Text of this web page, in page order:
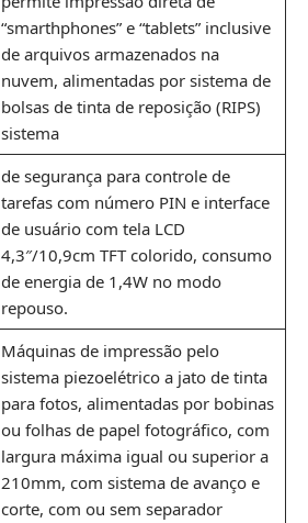
“smarthphones” e “tablets” inclusive
de arquivos armazenados na
nuvem, alimentadas por sistema de
bolsas de tinta de reposição (RIPS)
sistema
de segurança para controle de
tarefas com número PIN e interface
de usuário com tela LCD
4,3″/10,9cm TFT colorido, consumo
de energia de 1,4W no modo
repouso.
Máquinas de impressão pelo
sistema piezoelétrico a jato de tinta
para fotos, alimentadas por bobinas
ou folhas de papel fotográfico, com
largura máxima igual ou superior a
210mm, com sistema de avanço e
corte, com ou sem separador